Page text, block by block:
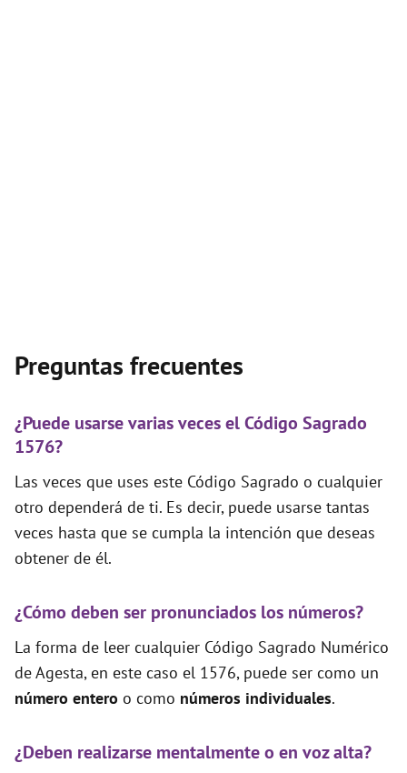
Preguntas frecuentes
¿Puede usarse varias veces el Código Sagrado
1576?
Las veces que uses este Código Sagrado o cualquier
otro dependerá de ti. Es decir, puede usarse tantas
veces hasta que se cumpla la intención que deseas
obtener de él.
¿Cómo deben ser pronunciados los números?
La forma de leer cualquier Código Sagrado Numérico
de Agesta, en este caso el 1576, puede ser como un
número entero o como números individuales.
¿Deben realizarse mentalmente o en voz alta?